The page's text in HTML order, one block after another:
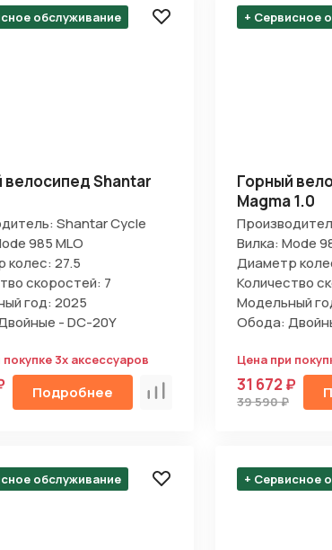
обслуживание
велосипед Shantar
Shantar Cycle
985 MLO
колес: 27.5
скоростей: 7
год: 2025
- DC-20Y
3х аксессуаров
Подробнее Сравнить
+ Сервисное
Горный
Magma 1.0
Вилка: Mode
Диаметр
Количество
Модельный
Обода:
Цена при
31 672 ₽
39 590 ₽
обслуживание + Сервисное
кнопку “Отправить заявку”, вы даетесогласие на
данных и соглашаетесь с политикой